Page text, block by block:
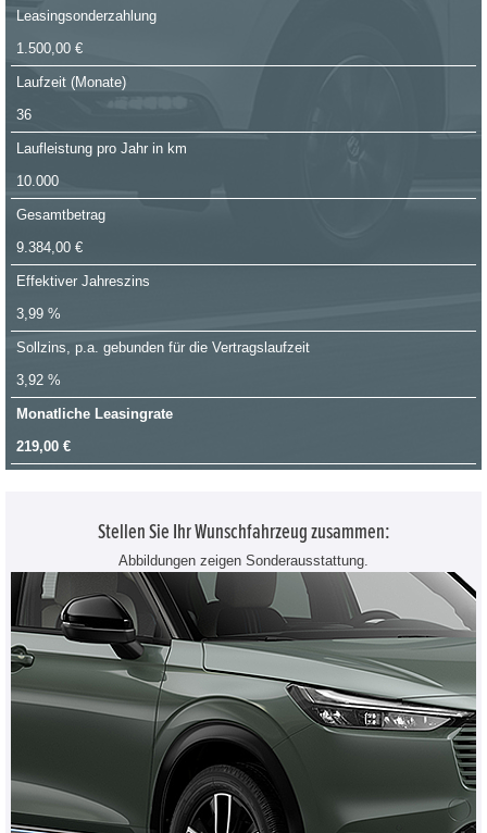
Leasingsonderzahlung
1.500,00 €
Laufzeit (Monate)
36
Laufleistung pro Jahr in km
10.000
Gesamtbetrag
9.384,00 €
Effektiver Jahreszins
3,99 %
Sollzins, p.a. gebunden für die Vertragslaufzeit
3,92 %
Monatliche Leasingrate
219,00 €
Stellen Sie Ihr Wunschfahrzeug zusammen:
Abbildungen zeigen Sonderausstattung.